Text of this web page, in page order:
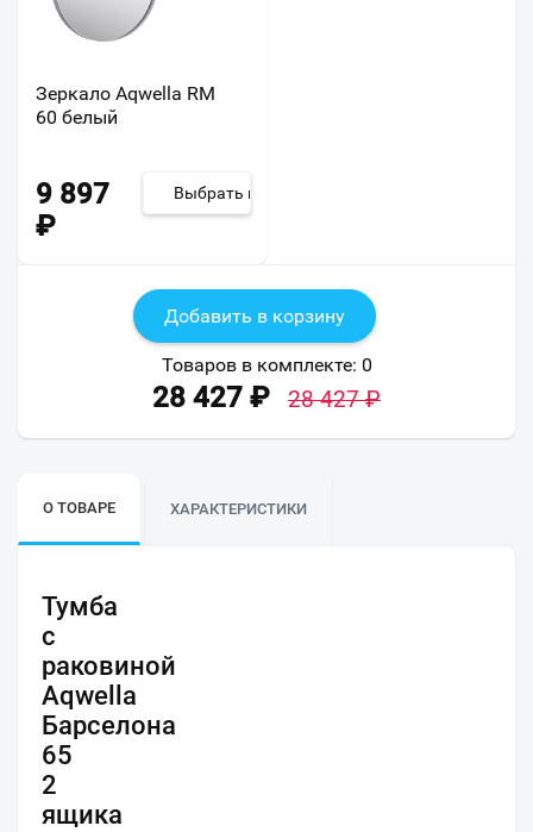
Зеркало Aqwella RM
60 белый
9 897
₽
Выбрать из 2
Добавить в корзину
Товаров в комплекте: 0
28 427 ₽ 28 427₽
О ТОВАРЕ ХАРАКТЕРИСТИКИ
Тумба
с
раковиной
Aqwella
Барселона
65
2
ящика